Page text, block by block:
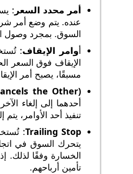
أمر محدد السعر :
عنده. يتم وضع أمر
السوق. بمجرد وصول
أوامر الإيقاف:
الإيقاف فوق السعر
مسبقًا، يصبح أمر
the Other)
أحدهما إلى إلغاء
تنفيذ أحد الأوامر،
Trailing Stop
:
يتحرك السوق في
الخسارة وفقًا لذلك.
تأمين أرباحهم.